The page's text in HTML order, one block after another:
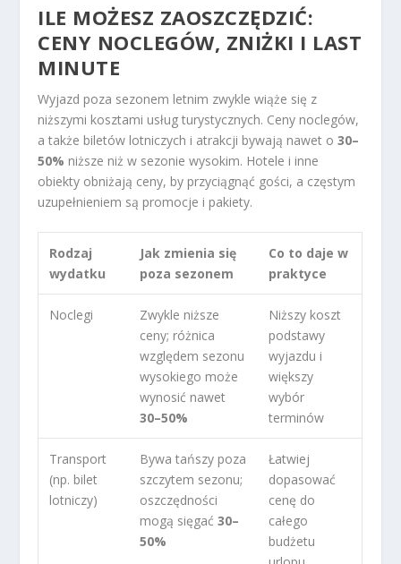
ILE MOŻESZ ZAOSZCZĘDZIĆ:
CENY NOCLEGÓW, ZNIŻKI I LAST
MINUTE
Wyjazd poza sezonem letnim zwykle wiąże się z
niższymi kosztami usług turystycznych. Ceny noclegów,
a także biletów lotniczych i atrakcji bywają nawet o30–
50% niższe niż w sezonie wysokim. Hotele i inne
obiekty obniżają ceny, by przyciągnąć gości, a częstym
uzupełnieniem są promocje i pakiety.
Rodzaj
wydatku
Jak zmienia się
poza sezonem
Co to daje w
praktyce
Noclegi
Zwykle niższe
ceny; różnica
względem sezonu
wysokiego może
wynosić nawet
30–50%
Niższy koszt
podstawy
wyjazdu i
większy
wybór
terminów
Transport
(np. bilet
lotniczy)
Bywa tańszy poza
szczytem sezonu;
oszczędności
mogą sięgać30–
50%
Łatwiej
dopasować
cenę do
całego
budżetu